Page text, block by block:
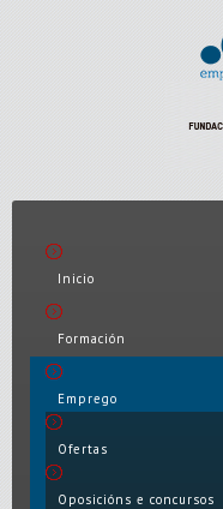
Inicio
Formación
Emprego
Ofertas
Oposicións e concursos